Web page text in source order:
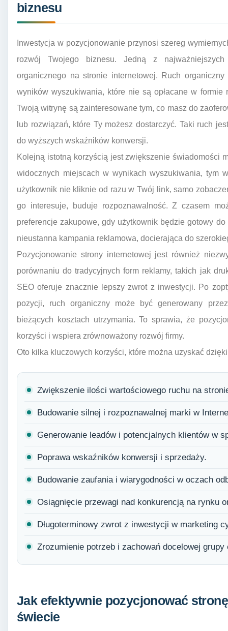
biznesu
Inwestycja w pozycjonowanie przynosi szereg
rozwój Twojego biznesu. Jedną z
organicznego na stronie internetowej. Ruch
wyników wyszukiwania, które nie są opłacane w
Twoją witrynę są zainteresowane tym, co masz do
lub rozwiązań, które Ty możesz dostarczyć. Taki ruch
do wyższych wskaźników konwersji.
Kolejną istotną korzyścią jest zwiększenie świadomości
widocznych miejscach w wynikach wyszukiwania, tym
użytkownik nie kliknie od razu w Twój link, samo
go interesuje, buduje rozpoznawalność. Z czasem
preferencje zakupowe, gdy użytkownik będzie gotowy
nieustanna kampania reklamowa, docierająca do
Pozycjonowanie strony internetowej jest również
porównaniu do tradycyjnych form reklamy, takich jak
SEO oferuje znacznie lepszy zwrot z inwestycji. Po
pozycji, ruch organiczny może być generowany
bieżących kosztach utrzymania. To sprawia, że
korzyści i wspiera zrównoważony rozwój firmy.
Oto kilka kluczowych korzyści, które można uzyskać
Zwiększenie ilości wartościowego ruchu na
Budowanie silnej i rozpoznawalnej marki w
Generowanie leadów i potencjalnych klientów w
Poprawa wskaźników konwersji i sprzedaży.
Budowanie zaufania i wiarygodności w oczach
Osiągnięcie przewagi nad konkurencją na rynku
Długoterminowy zwrot z inwestycji w marketing
Zrozumienie potrzeb i zachowań docelowej grupy
Jak efektywnie pozycjonować
świecie